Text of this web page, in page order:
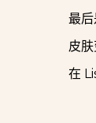
最后
皮
在